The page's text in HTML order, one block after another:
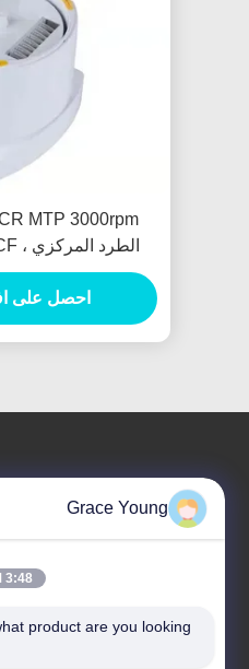
المركزي
احصل على
Grace Young
3:48 AM
product are you looking